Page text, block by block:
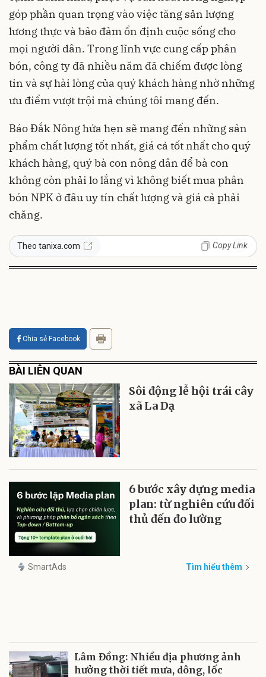
góp phần quan trọng vào việc tăng sản lượng
lương thực và bảo đảm ổn định cuộc sống cho
mọi người dân. Trong lĩnh vực cung cấp phân
bón, công ty đã nhiều năm đã chiếm được lòng
tin và sự hài lòng của quý khách hàng nhờ những
ưu điểm vượt trội mà chúng tôi mang đến.
Báo Đắk Nông hứa hẹn sẽ mang đến những sản
phẩm chất lượng tốt nhất, giá cả tốt nhất cho quý
khách hàng, quý bà con nông dân để bà con
không còn phải lo lắng vì không biết mua phân
bón NPK ở đâu uy tín chất lượng và giá cả phải
chăng.
Theo tanixa.com Copy Link
Chia sẻ Facebook
BÀI LIÊN QUAN
Sôi động lễ hội trái cây
xã La Dạ
6 bước xây dựng media
plan: từ nghiên cứu đối
thủ đến đo lường
SmartAds Tìm hiểu thêm
Lâm Đồng: Nhiều địa phương ảnh
hưởng thời tiết mưa, dông, lốc